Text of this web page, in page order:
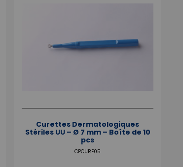
Curettes Dermatologiques
Stériles UU – Ø 7 mm – Boîte de 10
pcs
CPCURE05